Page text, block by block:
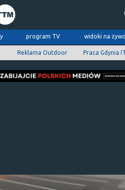
program TV widoki na
Reklama Outdoor Praca Gdynia